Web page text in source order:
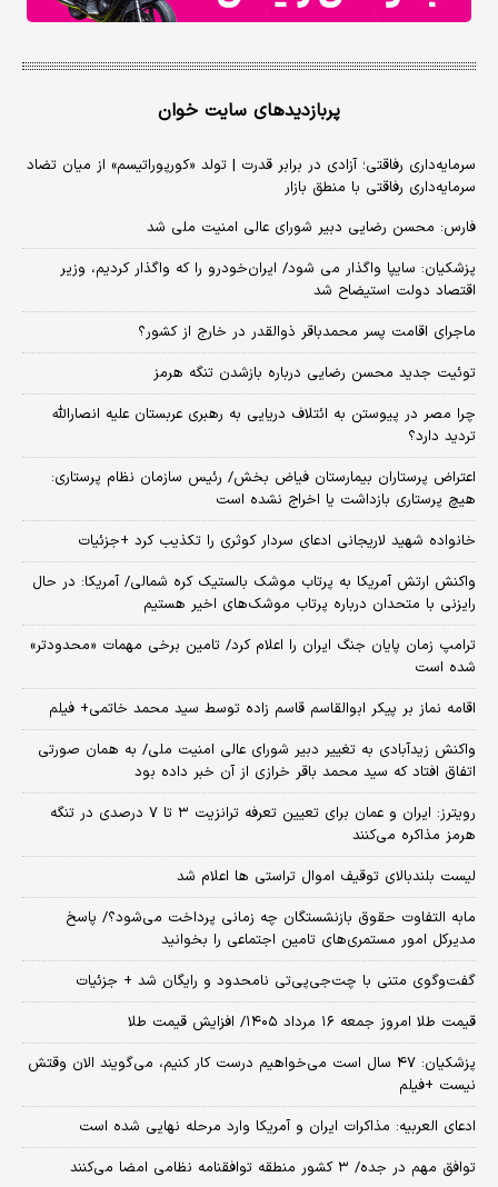
پربازدیدهای سایت خوان
سرمایه‌داری رفاقتی؛ آزادی در برابر قدرت | تولد «کورپوراتیسم» از میان تضاد
سرمایه‌داری رفاقتی با منطق بازار
فارس: محسن رضایی دبیر شورای عالی امنیت ملی شد
پزشکیان: سایپا واگذار می شود/ ایران‌خودرو را که واگذار کردیم، وزیر
اقتصاد دولت استیضاح شد
ماجرای اقامت پسر محمدباقر ذوالقدر در خارج از کشور؟
توئیت جدید محسن رضایی درباره بازشدن تنگه هرمز
چرا مصر در پیوستن به ائتلاف دریایی به رهبری عربستان علیه انصارالله
تردید دارد؟
اعتراض پرستاران بیمارستان فیاض بخش/ رئیس سازمان نظام پرستاری:
هیچ پرستاری بازداشت یا اخراج نشده است
خانواده شهید لاریجانی ادعای سردار کوثری را تکذیب کرد +جزئیات
واکنش ارتش آمریکا به پرتاب موشک بالستیک کره شمالی/ آمریکا: در حال
رایزنی با متحدان درباره پرتاب موشک‌های اخیر هستیم
ترامپ زمان پایان جنگ ایران را اعلام کرد/ تامین برخی مهمات «محدودتر»
شده است
اقامه نماز بر پیکر ابوالقاسم قاسم زاده توسط سید محمد خاتمی+ فیلم
واکنش زیدآبادی به تغییر دبیر شورای عالی امنیت ملی/ به همان صورتی
اتفاق افتاد که سید محمد باقر خرازی از آن خبر داده بود
رویترز: ایران و عمان برای تعیین تعرفه ترانزیت ۳ تا ۷ درصدی در تنگه
هرمز مذاکره می‌کنند
لیست بلندبالای توقیف اموال تراستی ها اعلام شد
مابه التفاوت حقوق بازنشستگان چه زمانی پرداخت می‌شود؟/ پاسخ
مدیرکل امور مستمری‌های تامین اجتماعی را بخوانید
گفت‌وگوی متنی با چت‌جی‌پی‌تی نامحدود و رایگان شد + جزئیات
قیمت طلا امروز جمعه ۱۶ مرداد ۱۴۰۵/ افزایش قیمت طلا
پزشکیان: ۴۷ سال است می‌خواهیم درست کار کنیم، می‌گویند الان وقتش
نیست +فیلم
ادعای العربیه: مذاکرات ایران و آمریکا وارد مرحله نهایی شده است
توافق مهم در جده/ ۳ کشور منطقه توافقنامه نظامی امضا می‌کنند